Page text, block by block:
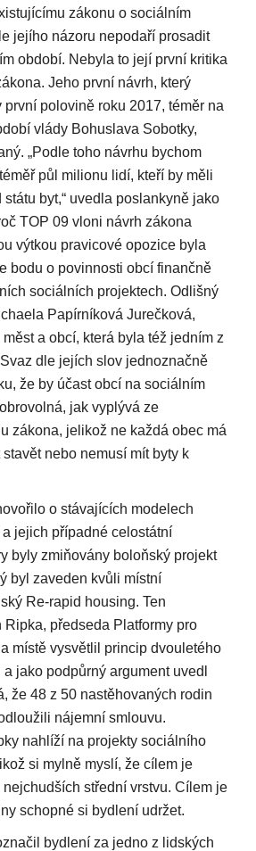
zákonu o sociálním
jejího názoru nepodaří prosadit
období. Nebyla to její první kritika
Jeho první návrh, který
první polovině roku 2017, téměr na
vlády Bohuslava Sobotky,
„Podle toho návrhu bychom
půl milionu lidí, kteří by měli
státu byt,“ uvedla poslankyně jako
TOP 09 vloni návrh zákona
výtkou pravicové opozice byla
bodu o povinnosti obcí finančně
sociálních projektech. Odlišný
Papírníková Jurečková,
a obcí, která byla též jedním z
dle jejích slov jednoznačně
že by účast obcí na sociálním
jak vyplývá ze
zákona, jelikož ne každá obec má
nebo nemusí mít byty k
o stávajících modelech
jejich případné celostátní
byly zmiňovány boloňský projekt
byl zaveden kvůli místní
Re-rapid housing. Ten
Ripka, předseda Platformy pro
místě vysvětlil princip dvouletého
jako podpůrný argument uvedl
že 48 z 50 nastěhovaných rodin
nájemní smlouvu.
nahlíží na projekty sociálního
si mylně myslí, že cílem je
nejchudších střední vrstvu. Cílem je
schopné si bydlení udržet.
bydlení za jedno z lidských